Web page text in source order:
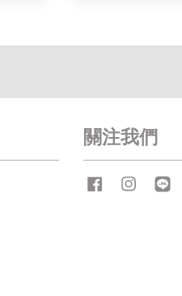
關注我們
Facebook Instagram